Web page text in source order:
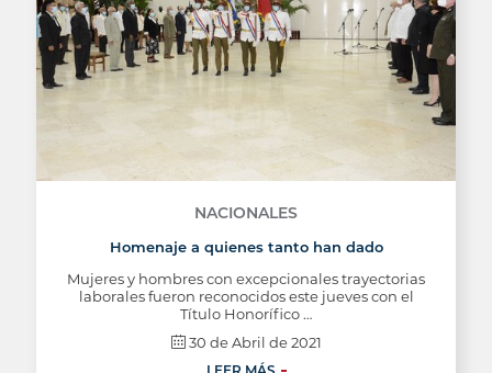
NACIONALES
Homenaje a quienes tanto han dado
Mujeres y hombres con excepcionales trayectorias
laborales fueron reconocidos este jueves con el
Título Honorífico …
30 de Abril de 2021